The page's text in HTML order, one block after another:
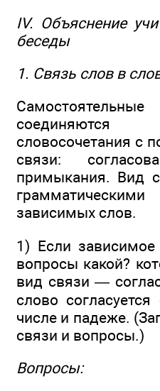
IV. Объяснение
беседы
1. Связь слов в
словосочетания с
связи:
примыкания. Вид
зависимых слов.
1) Если зависимое
вопросы какой?
вид связи —
слово
числе и падеже.
связи и вопросы.)
Вопросы: